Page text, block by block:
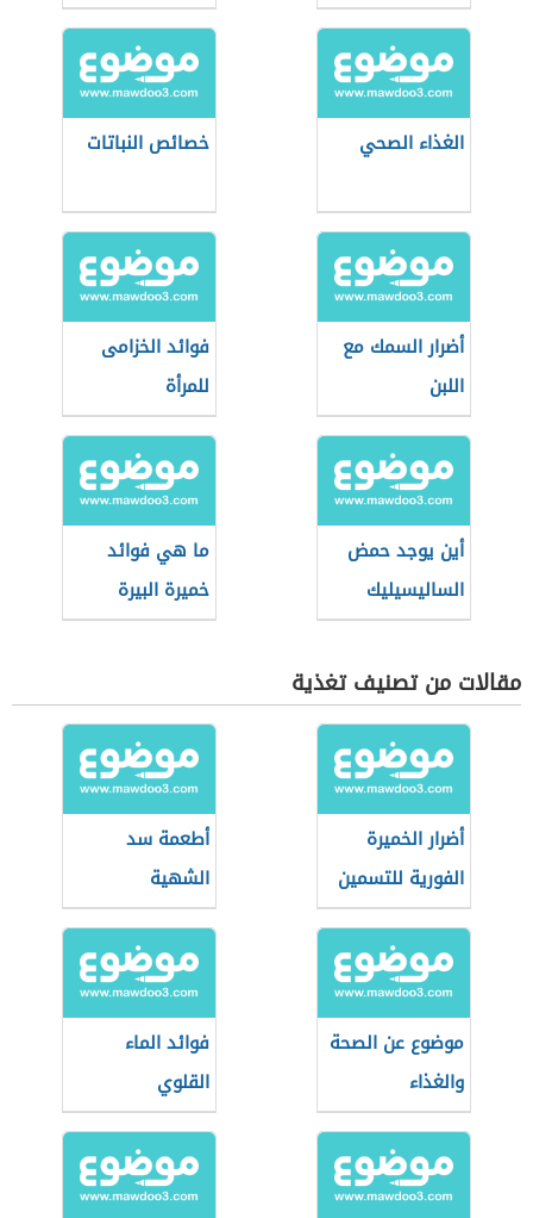
الغذاء الصحي خصائص النباتات
أضرار السمك مع
اللبن
فوائد الخزامى
للمرأة
أين يوجد حمض
الساليسيليك
ما هي فوائد
خميرة البيرة
مقالات من تصنيف تغذية
أضرار الخميرة
الفورية للتسمين
أطعمة سد
الشهية
موضوع عن الصحة
والغذاء
فوائد الماء
القلوي